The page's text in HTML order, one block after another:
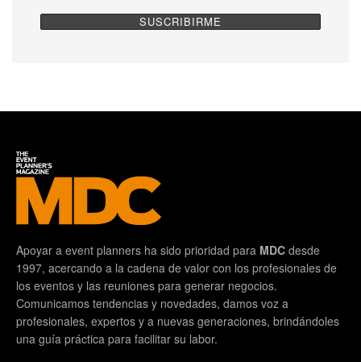
Apoyar a event planners ha sido prioridad para MDC desde
1997, acercando a la cadena de valor con los profesionales de
los eventos y las reuniones para generar negocios.
Comunicamos tendencias y novedades, damos voz a
profesionales, expertos y a nuevas generaciones, brindándoles
una guía práctica para facilitar su labor.